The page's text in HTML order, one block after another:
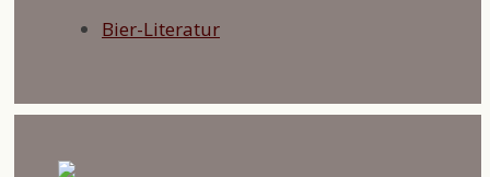
Bier-Literatur